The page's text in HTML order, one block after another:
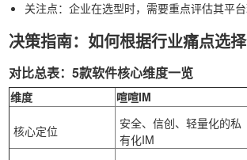
关注点：企业在选型时，需要重点评估其平
决策指南：如何根据行业痛点选择
对比总表：5款软件核心维度一览
维度 喧喧IM
核心定位
安全、信创、轻量化的私
有化IM